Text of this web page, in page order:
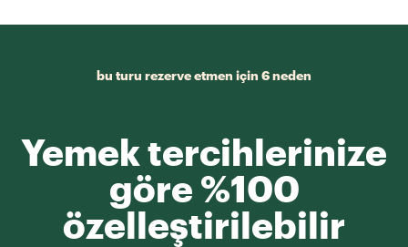
bu turu rezerve etmen için 6 neden
Yemek tercihlerinize
göre %100
özelleştirilebilir